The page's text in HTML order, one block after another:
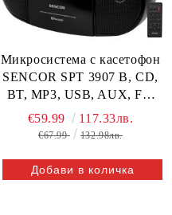
Микросистема с касетофон
SENCOR SPT 3907 B, CD,
BT, MP3, USB, AUX, FM
Radio
€59.99 117.33лв.
€67.99 132.98лв.